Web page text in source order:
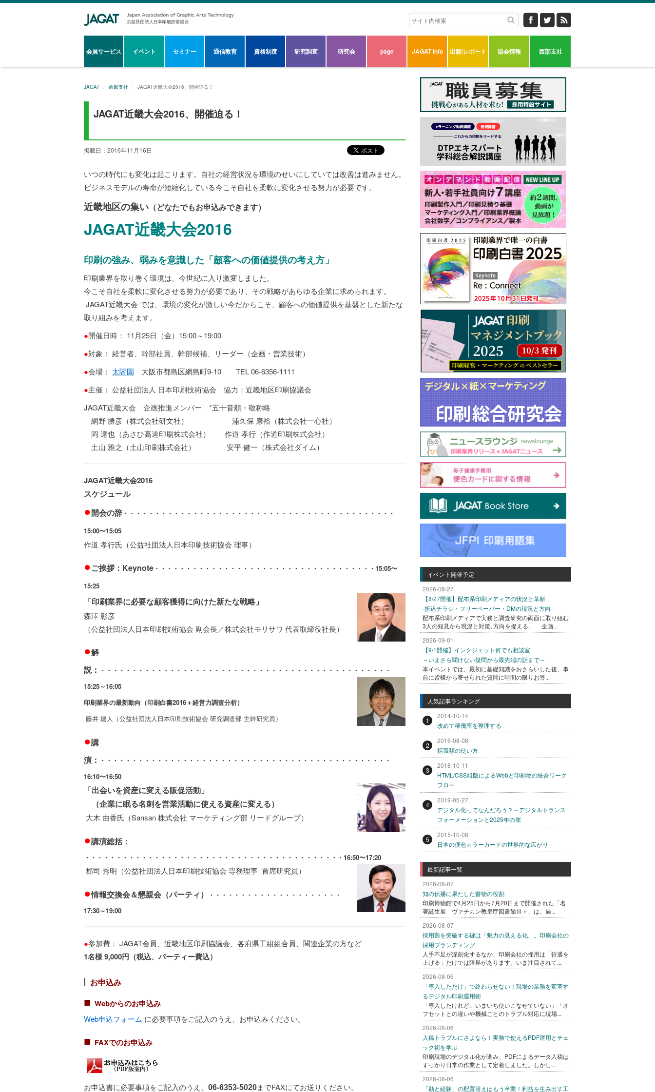
会員サービス イベント セミナー 通信教育 資格制度 研究調査 研究会 page JAGAT info 出版/レポート 協会情報 西部支社
JAGAT 西部支社 JAGAT近畿大会2016、開催迫る！
JAGAT近畿大会2016、開催迫る！
掲載日：2016年11月16日
いつの時代にも変化は起こります。自社の経営状況を環境のせいにしていては改善は進みません。
ビジネスモデルの寿命が短縮化している今こそ自社を柔軟に変化させる努力が必要です。
近畿地区の集い （どなたでもお申込みできます）
JAGAT近畿大会2016
印刷の強み、弱みを意識した「顧客への価値提供の考え方」
印刷業界を取り巻く環境は、今世紀に入り激変しました。
今こそ自社を柔軟に変化させる努力が必要であり、その戦略があらゆる企業に求められます。
JAGAT近畿大会 では、環境の変化が激しい今だからこそ、顧客への価値提供を基盤とした新たな
取り組みを考えます。
●開催日時： 11月25日（金）15:00～19:00
●対象： 経営者、幹部社員、幹部候補、リーダー（企画・営業技術）
●会場： 太閤園 大阪市都島区網島町9-10 TEL 06-6356-1111
●主催： 公益社団法人 日本印刷技術協会 協力：近畿地区印刷協議会
JAGAT近畿大会 企画推進メンバー *五十音順・敬称略
網野 勝彦（株式会社研文社） 浦久保 康裕（株式会社一心社）
岡 達也（あさひ高速印刷株式会社） 作道 孝行（作道印刷株式会社）
土山 雅之（土山印刷株式会社） 安平 健一（株式会社ダイム）
JAGAT近畿大会2016
スケジュール
●開会の辞 ・・・・・・・・・・・・・・・・・・・・・・・・・・・・・・・・・・・・・・・・・・・
15:00〜15:05
作道 孝行氏（公益社団法人日本印刷技術協会 理事）
●ご挨拶：Keynote ・・・・・・・・・・・・・・・・・・・・・・・・・・・・・・・・・・・ 15:05〜
15:25
「印刷業界に必要な顧客獲得に向けた新たな戦略」
森澤 彰彦
（公益社団法人日本印刷技術協会 副会長／株式会社モリサワ 代表取締役社長）
●解
説： ・・・・・・・・・・・・・・・・・・・・・・・・・・・・・・・・・・・・・・・・・・・・・・
15:25～16:05
印刷業界の最新動向（印刷白書2016＋経営力調査分析）
藤井 建人（公益社団法人日本印刷技術協会 研究調査部 主幹研究員）
●講
演： ・・・・・・・・・・・・・・・・・・・・・・・・・・・・・・・・・・・・・・・・・・・・・・
16:10〜16:50
「出会いを資産に変える販促活動」
（企業に眠る名刺を営業活動に使える資産に変える）
大木 由香氏（Sansan 株式会社 マーケティング部 リードグループ）
●講演総括：
・・・・・・・・・・・・・・・・・・・・・・・・・・・・・・・・・・・・・・・・・ 16:50〜17:20
郡司 秀明（公益社団法人日本印刷技術協会 専務理事 首席研究員）
●情報交換会＆懇親会（パーティ）
・・・・・・・・・・・・・・・・・・・・・
17:30～19:00
●参加費： JAGAT会員、近畿地区印刷協議会、各府県工組組合員、関連企業の方など
1名様 9,000円（税込、パーティー費込）
お申込み
■ Webからのお申込み
Web申込フォーム に必要事項をご記入のうえ、お申込みください。
■ FAXでのお申込み
お申込書に必要事項をご記入のうえ、 06-6353-5020までFAXにてお送りください。
イベント開催予定
2026-08-27
【8/27開催】配布系印刷メディアの状況と革新
-折込チラシ・フリーペーパー・DMの現況と方向-
配布系印刷メディアで実務と調査研究の両面に取り組む
3人の知見から現況と対策､方向を捉える。 企画...
2026-09-01
【9/1開催】インクジェット何でも相談室
～いまさら聞けない疑問から最先端の話まで～
本イベントでは、最初に基礎知識をおさらいした後、事
前に皆様から寄せられた質問に時間の限りお答...
人気記事ランキング
1
2014-10-14
改めて稼働率を整理する
2
2016-08-08
括弧類の使い方
3
2018-10-11
HTML/CSS組版によるWebと印刷物の統合ワーク
フロー
4
2019-05-27
デジタル化ってなんだろう？～デジタルトランス
フォーメーションと2025年の崖
5
2015-10-08
日本の便色カラーカードの世界的な広がり
最新記事一覧
2026-08-07
知の伝播に果たした書物の役割
印刷博物館で4月25日から7月20日まで開催された「名
著誕生展 ヴァチカン教皇庁図書館Ⅲ＋」は、過...
2026-08-07
採用難を突破する鍵は「魅力の見える化」。印刷会社の
採用ブランディング
人手不足が深刻化するなか、印刷会社の採用は「待遇を
上げる」だけでは限界があります。いま注目されて...
2026-08-06
「導入しただけ」で終わらせない！現場の業務を変革す
るデジタル印刷運用術
「導入したけれど、いまいち使いこなせていない」「オ
フセットとの違いや機械ごとのトラブル対応に現場...
2026-08-06
入稿トラブルにさよなら！実務で使えるPDF運用とチェ
ック術を学ぶ
印刷現場のデジタル化が進み、PDFによるデータ入稿は
すっかり日常の作業として定着しました。しかし...
2026-08-06
「勘と経験」の配置替えはもう卒業！利益を生み出す工